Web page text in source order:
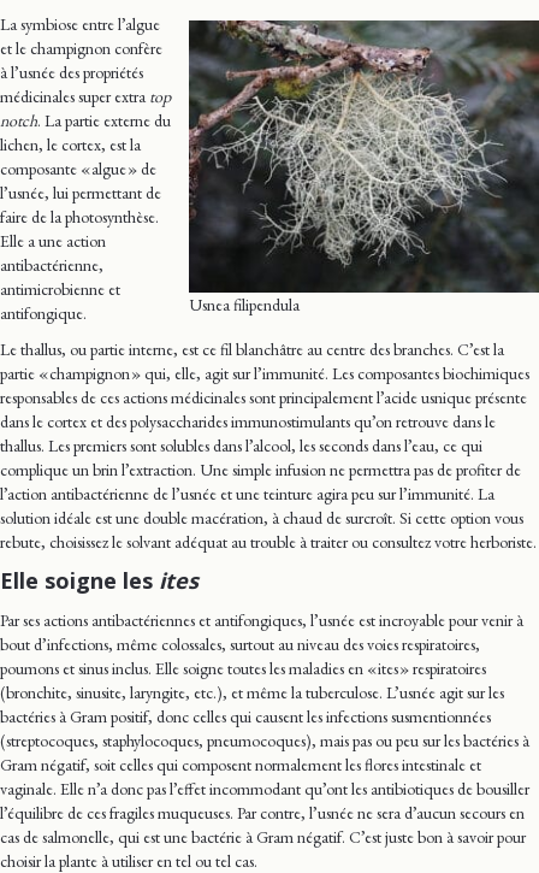
Usnea filipendula
La symbiose entre l’algue
et le champignon confère
à l’usnée des propriétés
médicinales super extra top
notch. La partie externe du
lichen, le cortex, est la
composante « algue » de
l’usnée, lui permettant de
faire de la photosynthèse.
Elle a une action
antibactérienne,
antimicrobienne et
antifongique.
Le thallus, ou partie interne, est ce fil blanchâtre au centre des branches. C’est la
partie « champignon » qui, elle, agit sur l’immunité. Les composantes biochimiques
responsables de ces actions médicinales sont principalement l’acide usnique présente
dans le cortex et des polysaccharides immunostimulants qu’on retrouve dans le
thallus. Les premiers sont solubles dans l’alcool, les seconds dans l’eau, ce qui
complique un brin l’extraction. Une simple infusion ne permettra pas de profiter de
l’action antibactérienne de l’usnée et une teinture agira peu sur l’immunité. La
solution idéale est une double macération, à chaud de surcroît. Si cette option vous
rebute, choisissez le solvant adéquat au trouble à traiter ou consultez votre herboriste.
Elle soigne les ites
Par ses actions antibactériennes et antifongiques, l’usnée est incroyable pour venir à
bout d’infections, même colossales, surtout au niveau des voies respiratoires,
poumons et sinus inclus. Elle soigne toutes les maladies en « ites » respiratoires
(bronchite, sinusite, laryngite, etc.), et même la tuberculose. L’usnée agit sur les
bactéries à Gram positif, donc celles qui causent les infections susmentionnées
(streptocoques, staphylocoques, pneumocoques), mais pas ou peu sur les bactéries à
Gram négatif, soit celles qui composent normalement les flores intestinale et
vaginale. Elle n’a donc pas l’effet incommodant qu’ont les antibiotiques de bousiller
l’équilibre de ces fragiles muqueuses. Par contre, l’usnée ne sera d’aucun secours en
cas de salmonelle, qui est une bactérie à Gram négatif. C’est juste bon à savoir pour
choisir la plante à utiliser en tel ou tel cas.